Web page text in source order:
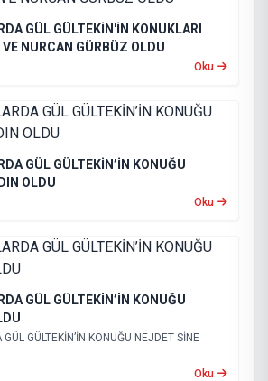
GÜL GÜLTEKİN'İN KONUKLARI
NURCAN GÜRBÜZ OLDU
Oku
GÜL GÜLTEKİN’İN KONUĞU
OLDU
Oku
GÜL GÜLTEKİN’İN KONUĞU
GÜLTEKİN’İN KONUĞU NEJDET SİNE
Oku